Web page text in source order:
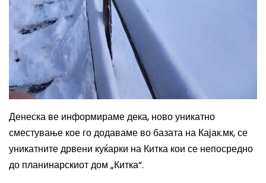
Денеска ве информираме дека, ново уникатно
сместување кое го додаваме во базата на Кајак.мк, се
уникатните дрвени куќарки на Китка кои се непосредно
до планинарскиот дом „Китка“.